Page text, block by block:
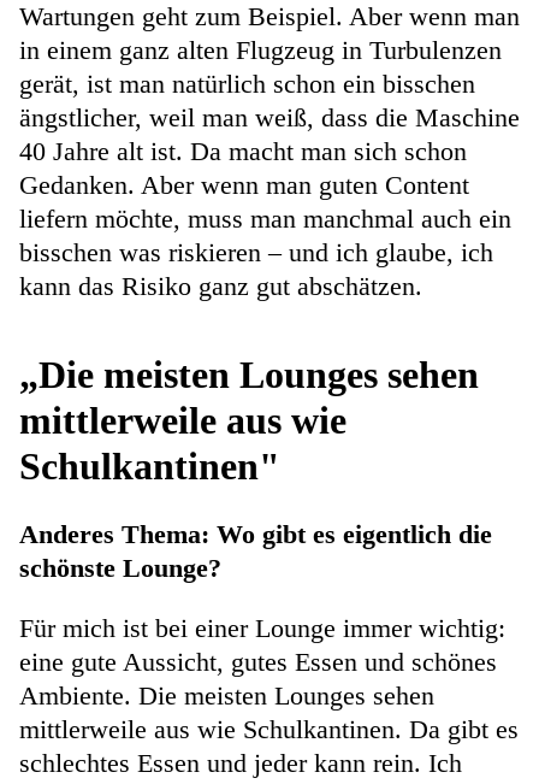
Wartungen geht zum Beispiel. Aber wenn man
in einem ganz alten Flugzeug in Turbulenzen
gerät, ist man natürlich schon ein bisschen
ängstlicher, weil man weiß, dass die Maschine
40 Jahre alt ist. Da macht man sich schon
Gedanken. Aber wenn man guten Content
liefern möchte, muss man manchmal auch ein
bisschen was riskieren – und ich glaube, ich
kann das Risiko ganz gut abschätzen.
„Die meisten Lounges sehen
mittlerweile aus wie
Schulkantinen"
Anderes Thema: Wo gibt es eigentlich die
schönste Lounge?
Für mich ist bei einer Lounge immer wichtig:
eine gute Aussicht, gutes Essen und schönes
Ambiente. Die meisten Lounges sehen
mittlerweile aus wie Schulkantinen. Da gibt es
schlechtes Essen und jeder kann rein. Ich